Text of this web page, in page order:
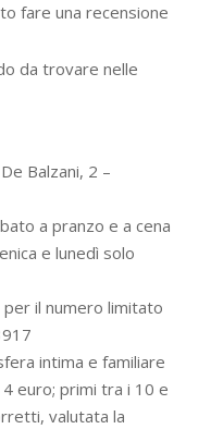
fare una recensione
da trovare nelle
Balzani, 2 –
a pranzo e a cena
e lunedì solo
per il numero limitato
intima e familiare
euro; primi tra i 10 e
valutata la